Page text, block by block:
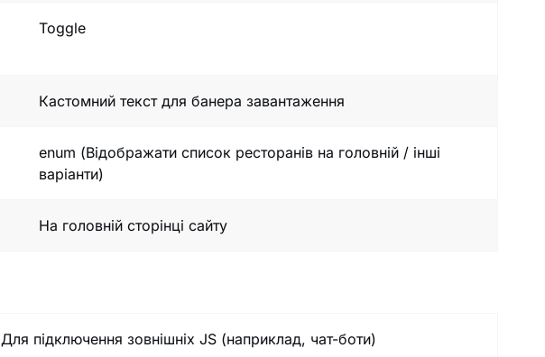
Toggle
Кастомний текст для банера завантаження
enum (Відображати список ресторанів на головній / інші
варіанти)
На головній сторінці сайту
Для підключення зовнішніх JS (наприклад, чат-боти)